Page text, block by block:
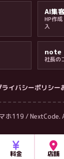
AI集
HP作
入
note
社長の
ライバシーポリシー
ホ119 / NextCode.
料金 店舗